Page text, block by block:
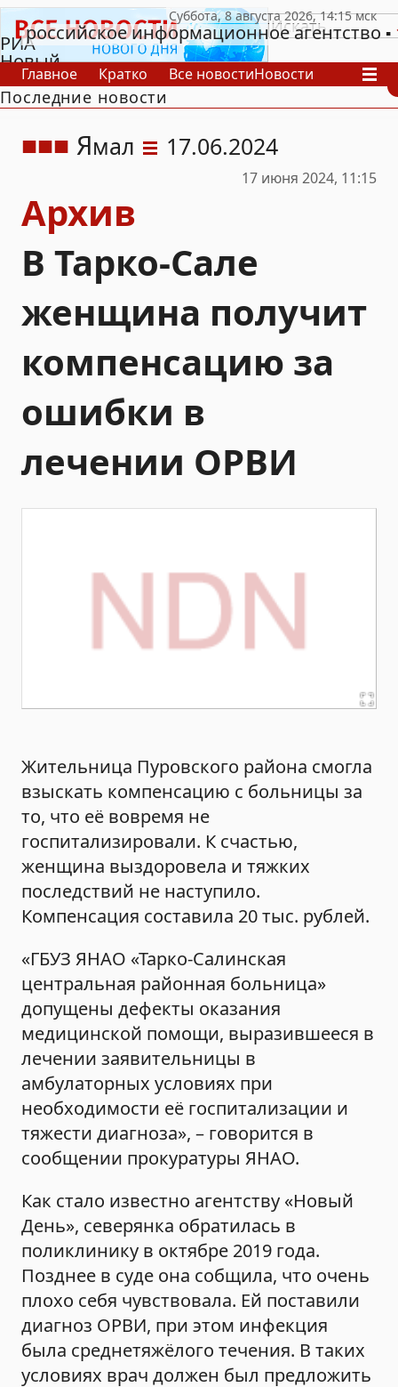
РИА
Новый
День
российское информационное агентство
Главное Кратко Все новостиНовости
В России
В мире
Последние новости
Ямал 17.06.2024
17 июня 2024, 11:15
Архив
В Тарко-Сале
женщина получит
компенсацию за
ошибки в
лечении ОРВИ
Жительница Пуровского района смогла
взыскать компенсацию с больницы за
то, что её вовремя не
госпитализировали. К счастью,
женщина выздоровела и тяжких
последствий не наступило.
Компенсация составила 20 тыс. рублей.
«ГБУЗ ЯНАО «Тарко-Салинская
центральная районная больница»
допущены дефекты оказания
медицинской помощи, выразившееся в
лечении заявительницы в
амбулаторных условиях при
необходимости её госпитализации и
тяжести диагноза», – говорится в
сообщении прокуратуры ЯНАО.
Как стало известно агентству «Новый
День», северянка обратилась в
поликлинику в октябре 2019 года.
Позднее в суде она собщила, что очень
плохо себя чувствовала. Ей поставили
диагноз ОРВИ, при этом инфекция
была среднетяжёлого течения. В таких
условиях врач должен был предложить